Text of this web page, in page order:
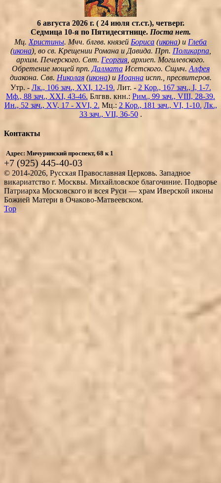
6 августа 2026 г. ( 24 июля ст.ст.), четверг.
Седмица 10-я по Пятидесятнице. Поста нет.
Мц. Христины. Мчч. блгвв. князей Бориса (икона) и Глеба
(икона), во св. Крещении Романа и Давида. Прп. Поликарпа,
архим. Печерского. Свт. Георгия , архиеп. Могилевского.
Обретение мощей прп. ДалматаИсетского. Сщмч. Алфея
диакона. Свв. Николая(икона) и Иоаннаиспп., пресвитеров.
Утр. - Лк., 106 зач., XXI, 12-19. Лит. - 2 Кор., 167 зач., I, 1-7.
Мф., 88 зач., XXI, 43-46. Блгвв. кнн.: Рим., 99 зач., VIII, 28-39.
Ин., 52 зач., XV, 17 - XVI, 2. Мц.: 2 Кор., 181 зач., VI, 1-10. Лк.,
33 зач., VII, 36-50 .
Контакты
Адрес: Мичуринский проспект, 68 к 1
+7 (925) 445-40-03
© 2014-2026, Русская Православная Церковь. Западное
викариатство г. Москвы. Михайловское благочиние. Подворье
Патриарха Московского и всея Руси — храм Иверской иконы
Божией Матери в Очаково-Матвеевском.
Top